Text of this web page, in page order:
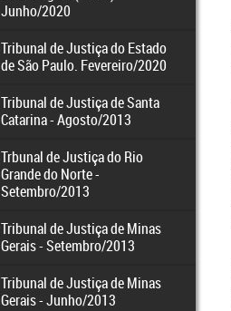
Junho/2020
Tribunal de Justiça do Estado
de São Paulo. Fevereiro/2020
Tribunal de Justiça de Santa
Catarina - Agosto/2013
Trbunal de Justiça do Rio
Grande do Norte -
Setembro/2013
Tribunal de Justiça de Minas
Gerais - Setembro/2013
Tribunal de Justiça de Minas
Gerais - Junho/2013